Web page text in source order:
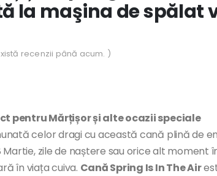
la maşina de spălat
recenzii până acum. )
pentru Mărțișor și alte ocazii speciale
celor dragi cu această cană plină de
Martie, zile de naștere sau orice alt moment
în viața cuiva. Cană Spring Is In The Air